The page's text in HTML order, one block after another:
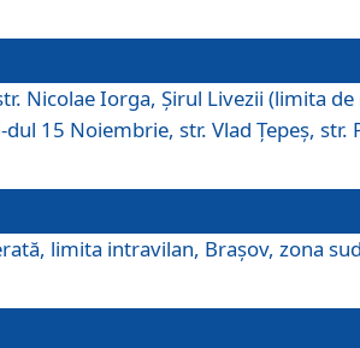
Nicolae Iorga, Şirul Livezii (limita
15 Noiembrie, str. Vlad Ţepeş,
limita intravilan, Braşov, zona